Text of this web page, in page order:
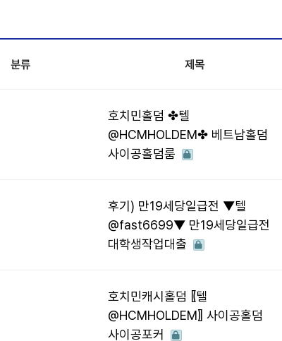
분류 제목
호치민홀덤 ✤텔
@HCMHOLDEM✤ 베트남홀덤
사이공홀덤룸
후기) 만19세당일급전 ▼텔
@fast6699▼ 만19세당일급전
대학생작업대출
호치민캐시홀덤 〖텔
@HCMHOLDEM〗 사이공홀덤
사이공포커